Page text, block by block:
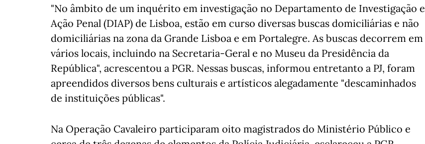
"No âmbito de um inquérito em investigação no Departamento de Investigação e
Ação Penal (DIAP) de Lisboa, estão em curso diversas buscas domiciliárias e não
domiciliárias na zona da Grande Lisboa e em Portalegre. As buscas decorrem em
vários locais, incluindo na Secretaria-Geral e no Museu da Presidência da
República", acrescentou a PGR. Nessas buscas, informou entretanto a PJ, foram
apreendidos diversos bens culturais e artísticos alegadamente "descaminhados
de instituições públicas".
Na Operação Cavaleiro participaram oito magistrados do Ministério Público e